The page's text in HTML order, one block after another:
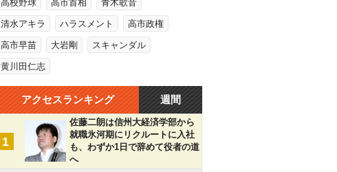
高校野球 高市首相 青木歌音
清水アキラ ハラスメント 高市政権
高市早苗 大岩剛 スキャンダル
黄川田仁志
アクセスランキング 週間
1
佐藤二朗は信州大経済学部から
就職氷河期にリクルートに入社
も、わずか1日で辞めて役者の道
へ